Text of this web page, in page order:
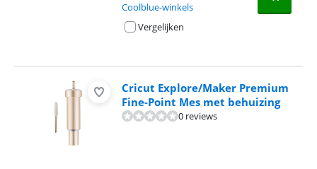
Coolblue-winkels
Vergelijken
Cricut Explore/Maker Premium
Fine-Point Mes met behuizing
0 reviews